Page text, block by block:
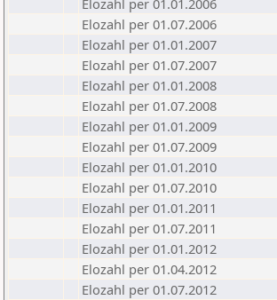
Elozahl per 01.01.2006
Elozahl per 01.07.2006
Elozahl per 01.01.2007
Elozahl per 01.07.2007
Elozahl per 01.01.2008
Elozahl per 01.07.2008
Elozahl per 01.01.2009
Elozahl per 01.07.2009
Elozahl per 01.01.2010
Elozahl per 01.07.2010
Elozahl per 01.01.2011
Elozahl per 01.07.2011
Elozahl per 01.01.2012
Elozahl per 01.04.2012
Elozahl per 01.07.2012